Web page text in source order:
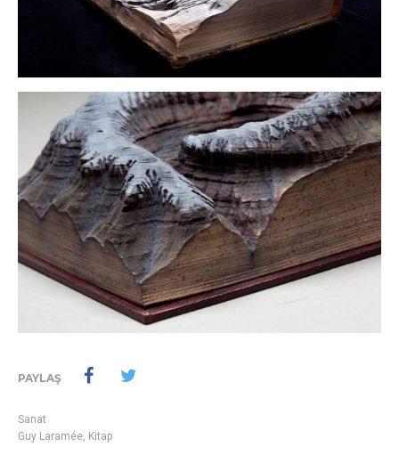
PAYLAŞ
Sanat
Guy Laramée, Kitap